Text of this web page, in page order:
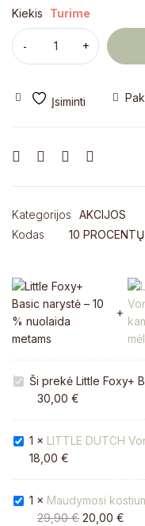
Kiekis Turime
Kategorijos
AKCIJOS
Kodas
10 PROCENTŲ
Little
Foxy+
narystė
–
10
nuolaida
metams
Ši prekė Little Foxy+
30,00 €
LITTLE
DUTCH
Vonios
kamuoliukai,
mėlyna
1 × LITTLE DUTCH
18,00 €
Maudymosi
kostiumas
1 × Maudymosi
29,90€ 20,00 €